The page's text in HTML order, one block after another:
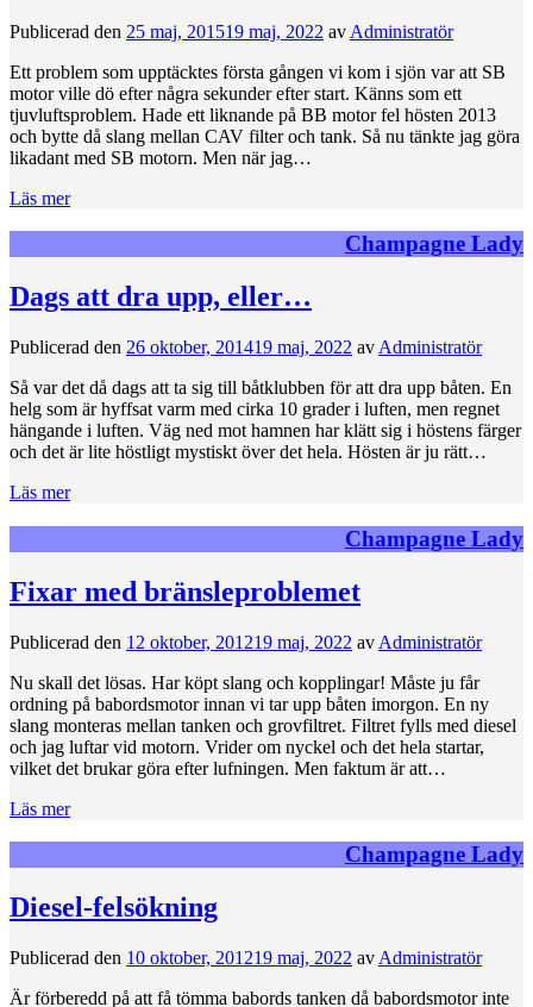
Publicerad den 25 maj, 201519 maj, 2022 av Administratör
Ett problem som upptäcktes första gången vi kom i sjön var att SB
motor ville dö efter några sekunder efter start. Känns som ett
tjuvluftsproblem. Hade ett liknande på BB motor fel hösten 2013
och bytte då slang mellan CAV filter och tank. Så nu tänkte jag göra
likadant med SB motorn. Men när jag…
Läs mer
Champagne Lady
Dags att dra upp, eller…
Publicerad den 26 oktober, 201419 maj, 2022 av Administratör
Så var det då dags att ta sig till båtklubben för att dra upp båten. En
helg som är hyffsat varm med cirka 10 grader i luften, men regnet
hängande i luften. Väg ned mot hamnen har klätt sig i höstens färger
och det är lite höstligt mystiskt över det hela. Hösten är ju rätt…
Läs mer
Champagne Lady
Fixar med bränsleproblemet
Publicerad den 12 oktober, 201219 maj, 2022 av Administratör
Nu skall det lösas. Har köpt slang och kopplingar! Måste ju får
ordning på babordsmotor innan vi tar upp båten imorgon. En ny
slang monteras mellan tanken och grovfiltret. Filtret fylls med diesel
och jag luftar vid motorn. Vrider om nyckel och det hela startar,
vilket det brukar göra efter lufningen. Men faktum är att…
Läs mer
Champagne Lady
Diesel-felsökning
Publicerad den 10 oktober, 201219 maj, 2022 av Administratör
Är förberedd på att få tömma babords tanken då babordsmotor inte